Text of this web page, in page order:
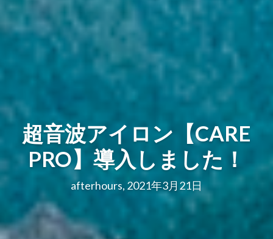
超音波アイロン【CARE
PRO】導入しました！
afterhours, 2021年3月21日